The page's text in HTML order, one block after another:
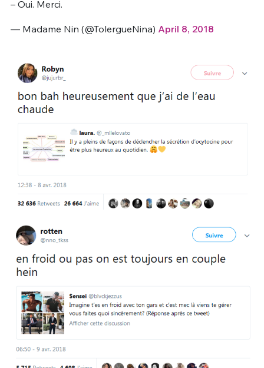
– Oui. Merci.
— Madame Nin (@TolergueNina) April 8, 2018